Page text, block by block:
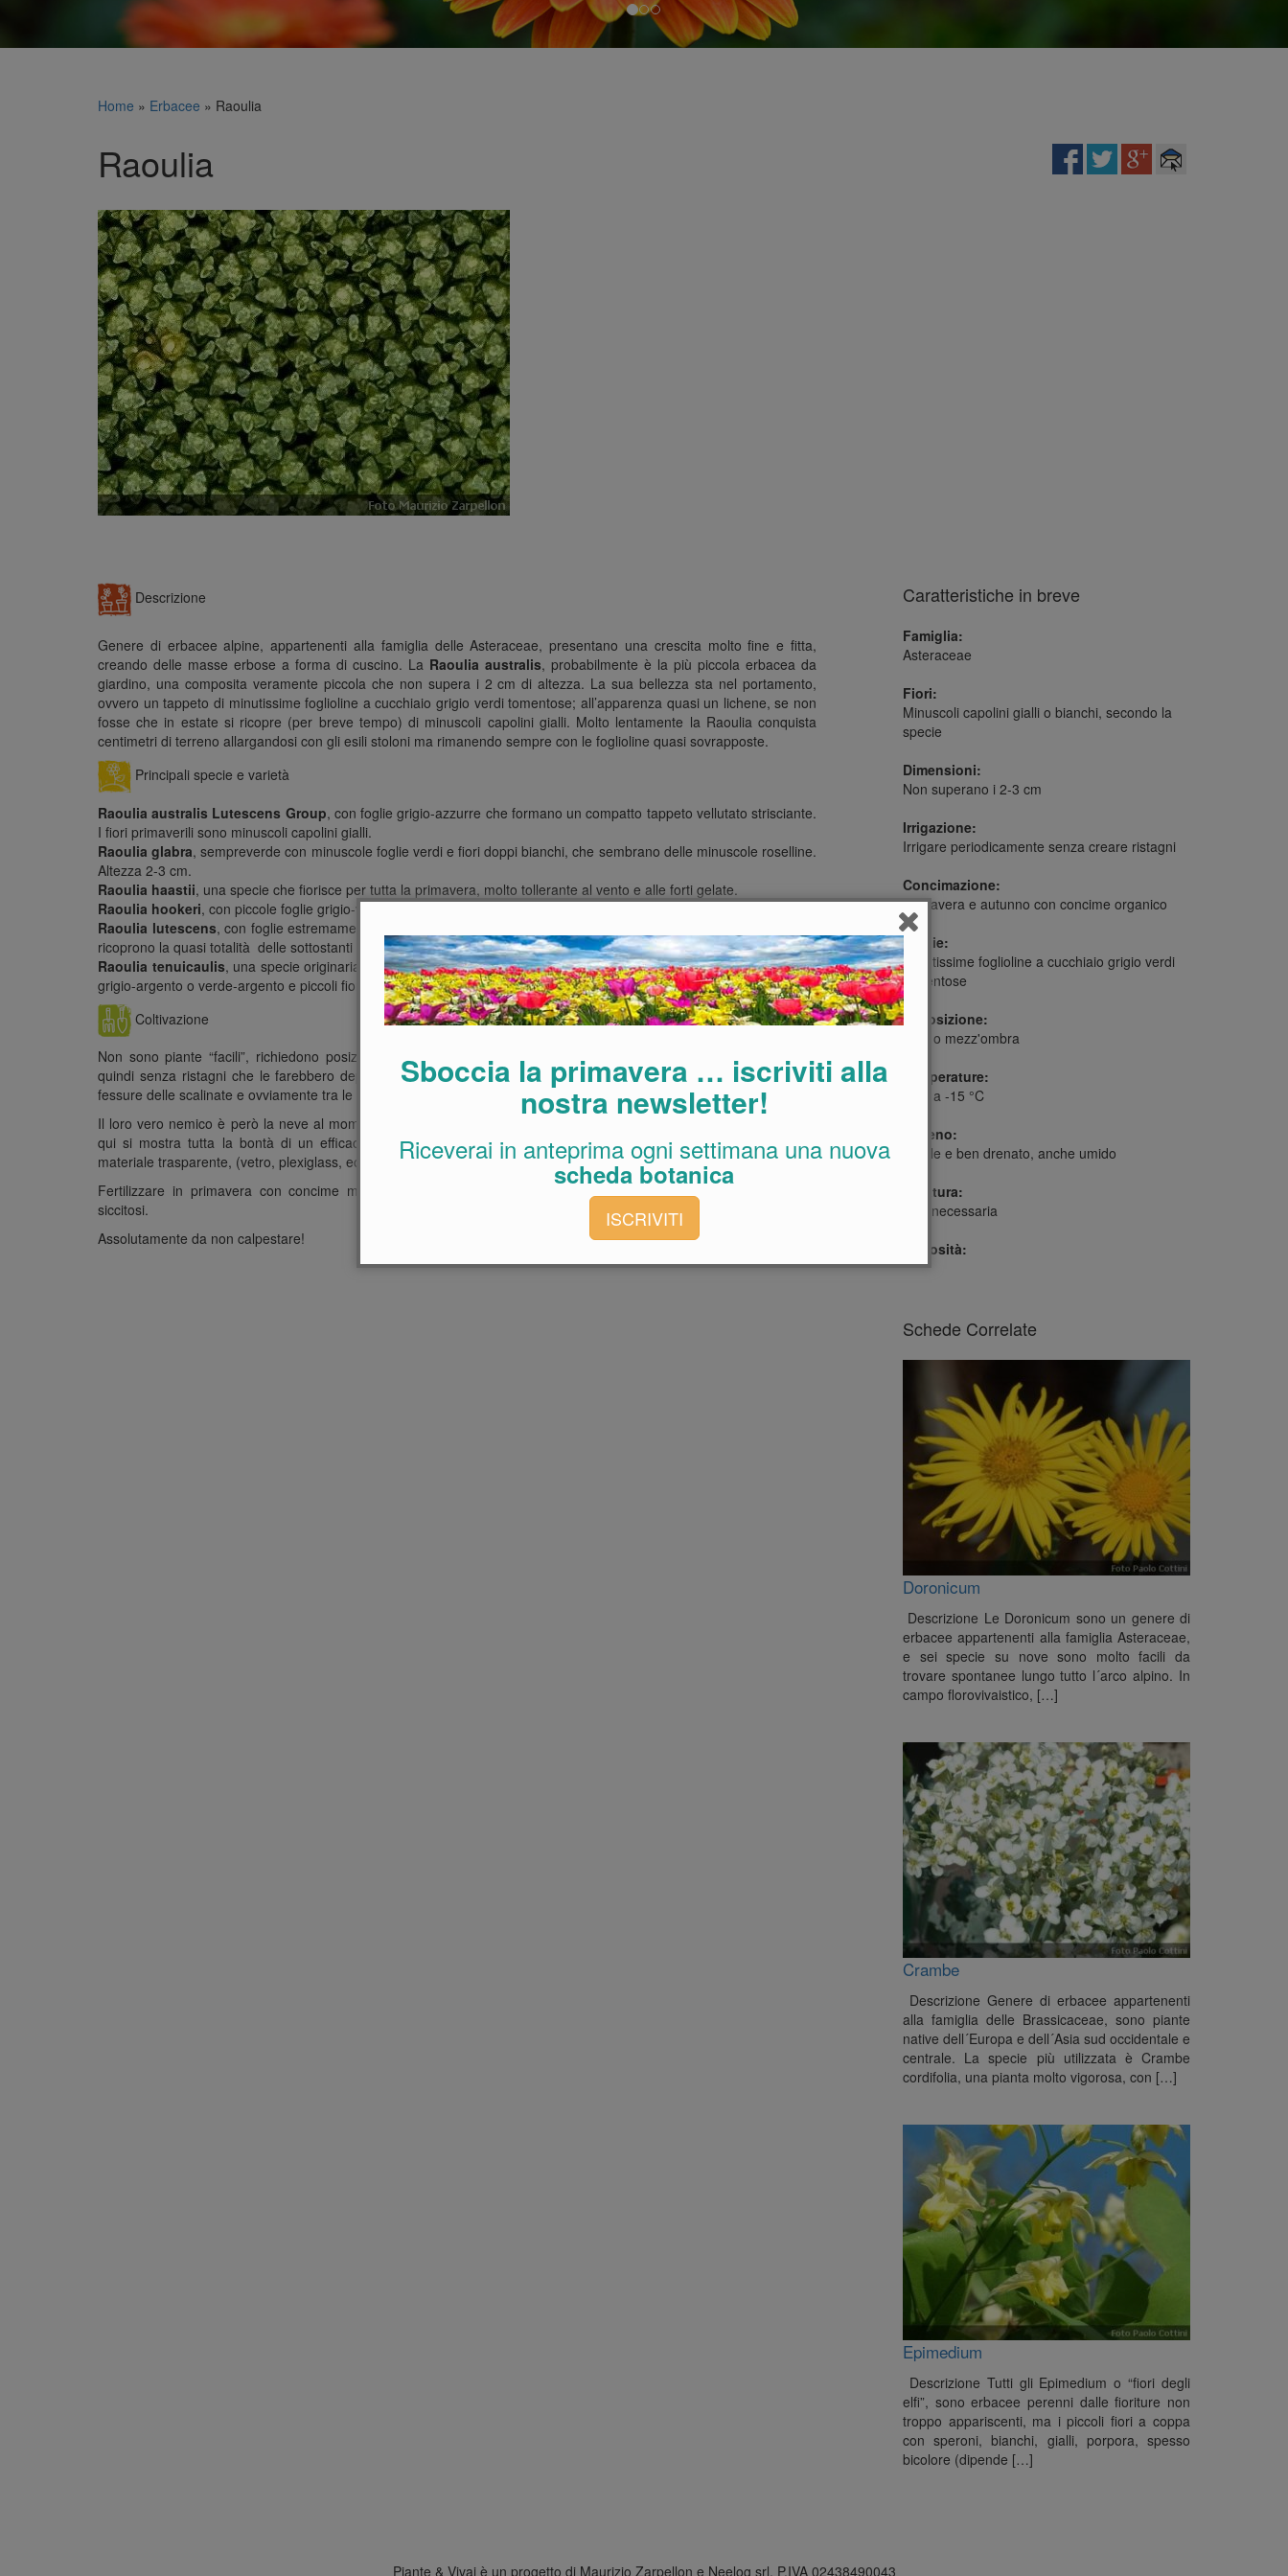
Home » Erbacee » Raoulia
Raoulia
Descrizione
Genere di erbacee alpine, appartenenti alla famiglia delle Asteraceae, presentano una crescita molto fine e fitta,
creando delle masse erbose a forma di cuscino. La Raoulia australis, probabilmente è la più piccola erbacea da
giardino, una composita veramente piccola che non supera i 2 cm di altezza. La sua bellezza sta nel portamento,
ovvero un tappeto di minutissime foglioline a cucchiaio grigio verdi tomentose; all’apparenza quasi un lichene, se non
fosse che in estate si ricopre (per breve tempo) di minuscoli capolini gialli. Molto lentamente la Raoulia conquista
centimetri di terreno allargandosi con gli esili stoloni ma rimanendo sempre con le foglioline quasi sovrapposte.
Principali specie e varietà
Raoulia australis Lutescens Group, con foglie grigio-azzurre che formano un compatto tappeto vellutato strisciante.
I fiori primaverili sono minuscoli capolini gialli.
Raoulia glabra, sempreverde con minuscole foglie verdi e fiori doppi bianchi, che sembrano delle minuscole roselline.
Altezza 2-3 cm.
Raoulia haastii, una specie che fiorisce per tutta la primavera, molto tollerante al vento e alle forti gelate.
Raoulia hookeri, con piccole foglie grigio-verdi, tomentose e capolini di fiori giallo-verdi in estate.
Raoulia lutescens, con foglie estremamente piccole, verde-argento e abbondanti fiorellini gialli che in piena fioritura,
ricoprono la quasi totalità delle sottostanti foglie. Altezza 1,5-2 cm.
Raoulia tenuicaulis, una specie originaria delle montagne della Nuova Zelanda, forma densi tappeti di foglie di color
grigio-argento o verde-argento e piccoli fiori bianchi estivi, delicatamente profumati.
Coltivazione
Non sono piante “facili”, richiedono posizioni soleggiate o in mezz’ombra, con terreno umido ma molto drenante,
quindi senza ristagni che le farebbero deperire in poco tempo. Vegetano bene su terreni ghiaiosi o ciottolosi, nelle
fessure delle scalinate e ovviamente tra le rocce del rock garden.
Il loro vero nemico è però la neve al momento del disgelo, quando la grande quantità di acqua, impregna il terreno,
qui si mostra tutta la bontà di un efficace drenaggio. Un metodo efficace è la copertura invernale con lastre di
materiale trasparente, (vetro, plexiglass, ecc…), per evitare che l’umidità colpisca inesorabilmente.
Fertilizzare in primavera con concime minerale complesso, irrigare durante l’estate o in periodi particolarmente
siccitosi.
Assolutamente da non calpestare!
Caratteristiche in breve
Famiglia:
Asteraceae
Fiori:
Minuscoli capolini gialli o bianchi, secondo la
specie
Dimensioni:
Non superano i 2-3 cm
Irrigazione:
Irrigare periodicamente senza creare ristagni
Concimazione:
Primavera e autunno con concime organico
Foglie:
Minutissime foglioline a cucchiaio grigio verdi
tomentose
Esposizione:
Sole o mezz'ombra
Temperature:
Fino a -15 °C
Terreno:
Fertile e ben drenato, anche umido
Potatura:
Non necessaria
Curiosità:
Schede Correlate
Doronicum
Descrizione Le Doronicum sono un genere di
erbacee appartenenti alla famiglia Asteraceae,
e sei specie su nove sono molto facili da
trovare spontanee lungo tutto l´arco alpino. In
campo florovivaistico, […]
Crambe
Descrizione Genere di erbacee appartenenti
alla famiglia delle Brassicaceae, sono piante
native dell´Europa e dell´Asia sud occidentale e
centrale. La specie più utilizzata è Crambe
cordifolia, una pianta molto vigorosa, con […]
Epimedium
Descrizione Tutti gli Epimedium o “fiori degli
elfi”, sono erbacee perenni dalle fioriture non
troppo appariscenti, ma i piccoli fiori a coppa
con speroni, bianchi, gialli, porpora, spesso
bicolore (dipende […]
Piante & Vivai è un progetto di Maurizio Zarpellon e Neelog srl. P.IVA 02438490043
Sboccia la primavera … iscriviti alla
nostra newsletter!
Riceverai in anteprima ogni settimana una nuova
scheda botanica
ISCRIVITI